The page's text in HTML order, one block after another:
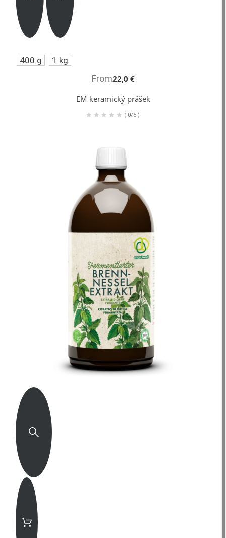
EM keramický prášek
From22,0 €
( 0/5 )
400 g 1 kg